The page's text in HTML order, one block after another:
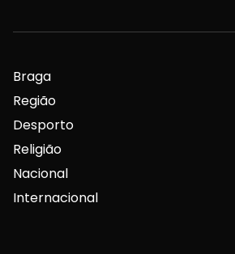
Braga
Região
Desporto
Religião
Nacional
Internacional